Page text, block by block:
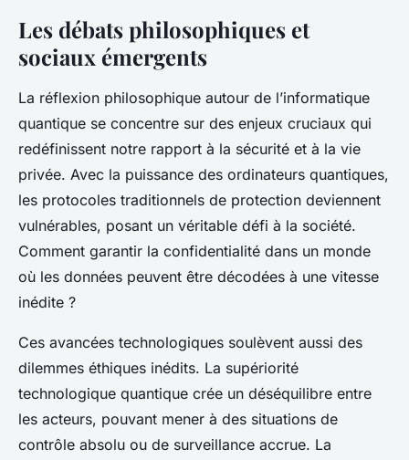
Les débats philosophiques et
sociaux émergents
La réflexion philosophique autour de l’informatique
quantique se concentre sur des enjeux cruciaux qui
redéfinissent notre rapport à la sécurité et à la vie
privée. Avec la puissance des ordinateurs quantiques,
les protocoles traditionnels de protection deviennent
vulnérables, posant un véritable défi à la société.
Comment garantir la confidentialité dans un monde
où les données peuvent être décodées à une vitesse
inédite ?
Ces avancées technologiques soulèvent aussi des
dilemmes éthiques inédits. La supériorité
technologique quantique crée un déséquilibre entre
les acteurs, pouvant mener à des situations de
contrôle absolu ou de surveillance accrue. La